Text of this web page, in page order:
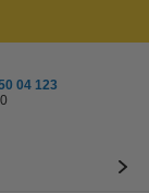
04 123